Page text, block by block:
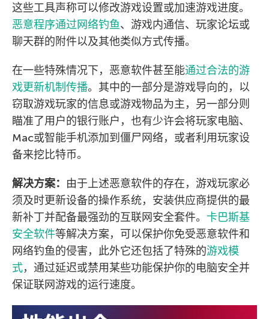
这些工具声称可以修改游戏设置或加速游戏进度。
恶意程序通过网络钓鱼、游戏内通信、玩家论坛或
聊天群的附件以及其他类似方式传播。
在一些特殊情况下，恶意软件甚至能通过合法的游
戏更新机制传播。其中的一部分是游戏导向的，以
窃取游戏玩家的信息或游戏物品为主，另一部分则
瞄准了用户的银行账户，也有少许会将玩家电脑、
Mac或智能手机添加到僵尸网络，或者利用玩家设
备来挖比特币。
解决方案： 由于上述恶意软件的存在，游戏玩家必
须及时更新设备的操作系统，安装供应商提供的最
新补丁并配备最强劲的互联网安全套件。 卡巴斯基
安全软件等解决方案，可以保护你免受恶意软件和
网络钓鱼的侵害，此外它还包括了特殊的游戏模
式，通过延迟或禁用某些功能保护你的电脑安全并
保证联网游戏的运行速度。